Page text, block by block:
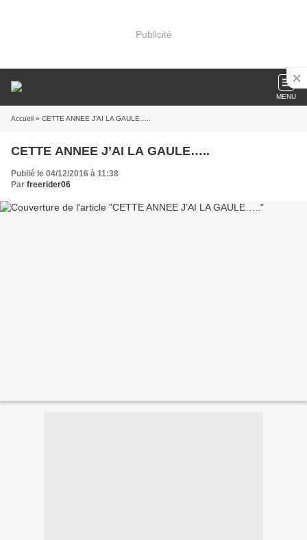
Publicité
MENU
Accueil » CETTE ANNEE J’AI LA GAULE…..
CETTE ANNEE J’AI LA GAULE…..
Publié le 04/12/2016 à 11:38
Par freerider06